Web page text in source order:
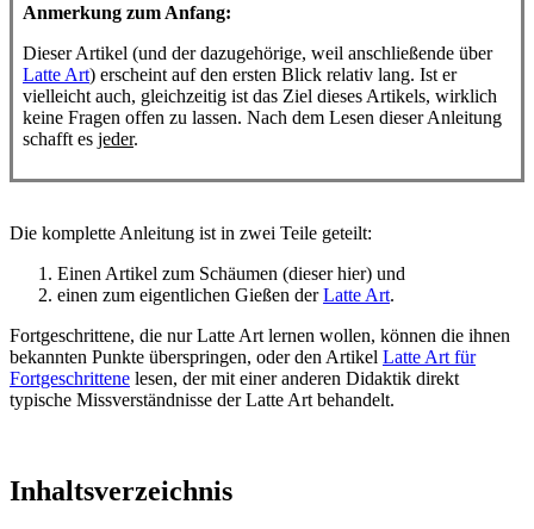
Anmerkung zum Anfang:
Dieser Artikel (und der dazugehörige, weil anschließende über
Latte Art) erscheint auf den ersten Blick relativ lang. Ist er
vielleicht auch, gleichzeitig ist das Ziel dieses Artikels, wirklich
keine Fragen offen zu lassen. Nach dem Lesen dieser Anleitung
schafft es jeder.
Die komplette Anleitung ist in zwei Teile geteilt:
Einen Artikel zum Schäumen (dieser hier) und
einen zum eigentlichen Gießen derLatte Art.
Fortgeschrittene, die nur Latte Art lernen wollen, können die ihnen
bekannten Punkte überspringen, oder den Artikel Latte Art für
Fortgeschrittene lesen, der mit einer anderen Didaktik direkt
typische Missverständnisse der Latte Art behandelt.
Inhaltsverzeichnis